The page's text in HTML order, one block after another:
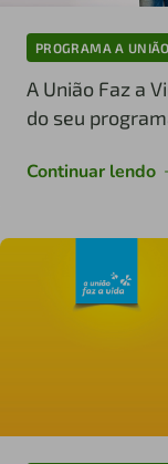
PROGRAMA A
A União Faz a
do seu
Continuar lendo